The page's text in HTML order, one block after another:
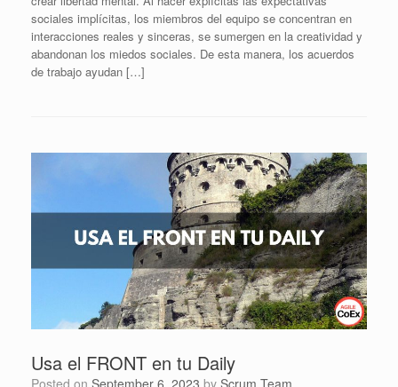
sociales implícitas, los miembros del equipo se concentran en
interacciones reales y sinceras, se sumergen en la creatividad y
abandonan los miedos sociales. De esta manera, los acuerdos
de trabajo ayudan […]
Usa el FRONT en tu Daily